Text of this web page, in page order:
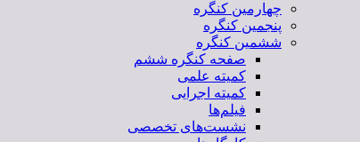
چهارمین کنگره
پنجمین کنگره
ششمین کنگره
صفحه کنگره ششم
کمیته علمی
کمیته اجرایی
فیلم‌ها
نشست‌های تخصصی